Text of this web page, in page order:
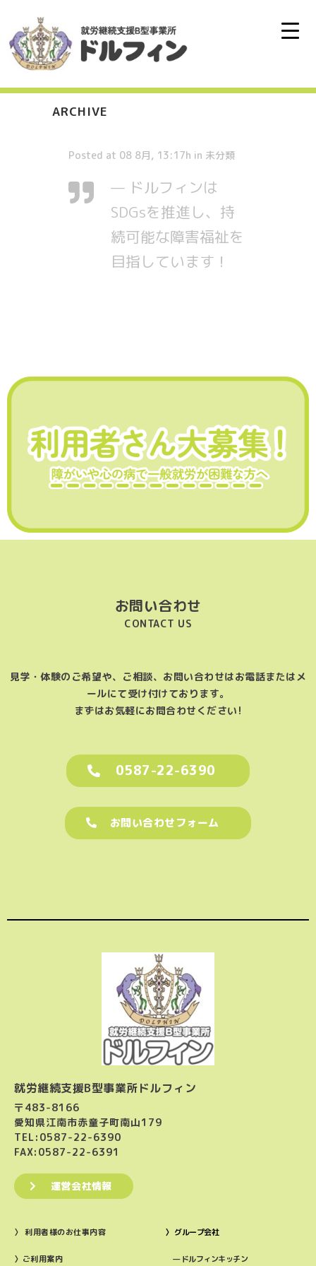
ARCHIVE
Posted at 08 8月, 13:17h in 未分類
— ドルフィンは
SDGsを推進し、持
続可能な障害福祉を
目指しています！
お問い合わせ
CONTACT US
見学・体験のご希望や、ご相談、お問い合わせはお電話またはメ
ールにて受け付けております。
まずはお気軽にお問合わせください!
0587-22-6390
お問い合わせフォーム
就労継続支援B型事業所ドルフィン
〒483-8166
愛知県江南市赤童子町南山179
TEL:0587-22-6390
FAX:0587-22-6391
運営会社情報
〉 利用者様のお仕事内容
〉ご利用案内
〉 グループ会社
— ドルフィンキッチン